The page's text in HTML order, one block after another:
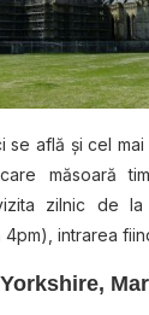
se află şi cel
măsoară
zilnic de
4pm), intrarea